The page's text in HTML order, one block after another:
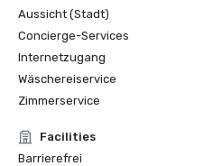
Aussicht (Stadt)
Concierge-Services
Internetzugang
Wäschereiservice
Zimmerservice
Facilities
Barrierefrei